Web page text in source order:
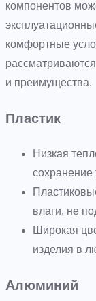
компонентов
комфортные
и преимущества.
Пластик
Низкая
сохранение
влаги, не
Широкая
изделия в
Алюминий